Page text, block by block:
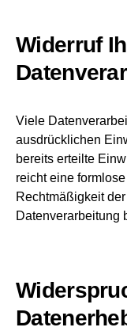
Widerruf
Viele
ausdrücklichen
bereits erteilte
reicht eine
Rechtmäßigkeit
Datenverarbeitung